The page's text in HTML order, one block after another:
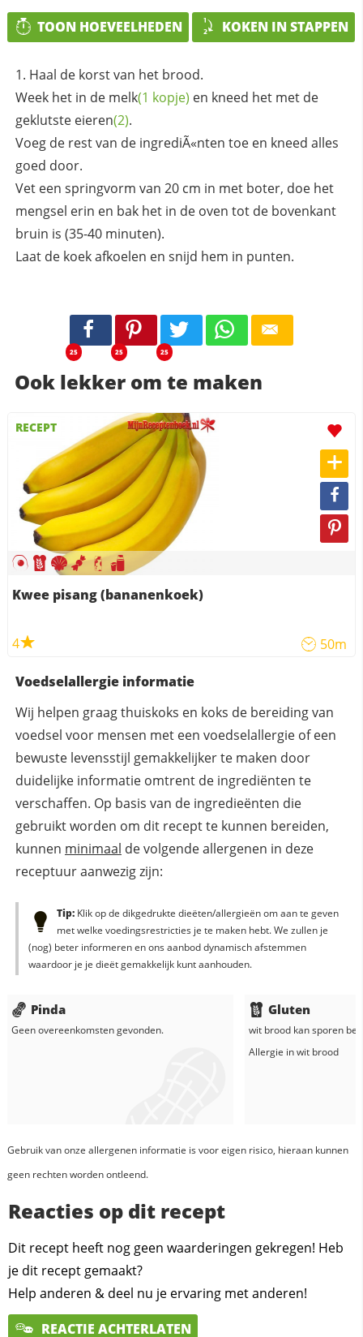
TOON HOEVEELHEDEN KOKEN IN STAPPEN
Haal de korst van het brood.
Week het in de melk(1 kopje) en kneed het met de
geklutste eieren(2).
Voeg de rest van de ingrediÃ«nten toe en kneed alles
goed door.
Vet een springvorm van 20 cm in met boter, doe het
mengsel erin en bak het in de oven tot de bovenkant
bruin is (35-40 minuten).
Laat de koek afkoelen en snijd hem in punten.
25 25 25
Ook lekker om te maken
RECEPT
Kwee pisang (bananenkoek)
4 50m
Voedselallergie informatie
Wij helpen graag thuiskoks en koks de bereiding van
voedsel voor mensen met een voedselallergie of een
bewuste levensstijl gemakkelijker te maken door
duidelijke informatie omtrent de ingrediënten te
verschaffen. Op basis van de ingredieënten die
gebruikt worden om dit recept te kunnen bereiden,
kunnen minimaal de volgende allergenen in deze
receptuur aanwezig zijn:
Tip:Klik op de dikgedrukte dieëten/allergieën om aan te geven
met welke voedingsrestricties je te maken hebt. We zullen je
(nog) beter informeren en ons aanbod dynamisch afstemmen
waardoor je je dieët gemakkelijk kunt aanhouden.
Pinda
Geen overeenkomsten gevonden.
Gluten
wit broodkan sporen
Allergie inwit brood
Gebruik van onze allergenen informatie is voor eigen risico, hieraan kunnen
geen rechten worden ontleend.
Reacties op dit recept
Dit recept heeft nog geen waarderingen gekregen! Heb
je dit recept gemaakt?
Help anderen & deel nu je ervaring met anderen!
REACTIE ACHTERLATEN